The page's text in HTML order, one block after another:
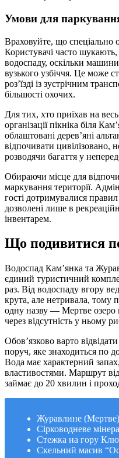
Умови для паркування
Враховуйте, що спеціально
Користувачі часто
водоспаду, оскільки
вузького узбіччя. Це може
роз’їзді із зустрічним
більшості охочих.
Для тих, хто приїхав на
організації пікніка біля
облаштовані дерев’яні
відпочивати цивілізовано,
розводячи багаття у
Обираючи місце для
маркування території.
гості дотримувалися
дозволені лише в
інвентарем.
Що подивитися
Водоспад Кам’янка та
єдиний туристичний
раз. Від водоспаду вгору
крута, але нетривала, тому
одну назву — Мертве озеро
через відсутність у ньому
Обов’язково варто
поруч, яке знаходиться по
Вода має характерний
властивостями. Маршрут
займає до 20 хвилин і
Журавлине
Сірководневе
Стежка на гору
Скельний масив